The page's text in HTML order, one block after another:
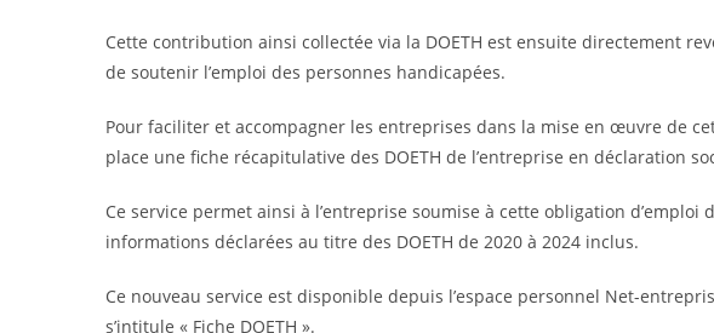
Cette contribution ainsi collectée via la DOETH est ensuite directement
de soutenir l’emploi des personnes handicapées.
Pour faciliter et accompagner les entreprises dans la mise en œuvre de
place une fiche récapitulative des DOETH de l’entreprise en déclaration
Ce service permet ainsi à l’entreprise soumise à cette obligation d’emploi
informations déclarées au titre des DOETH de 2020 à 2024 inclus.
Ce nouveau service est disponible depuis l’espace personnel Net-
s’intitule « Fiche DOETH ».